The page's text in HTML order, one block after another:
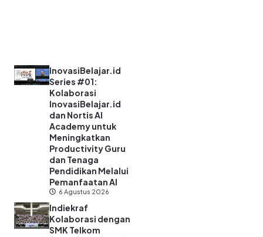
InovasiBelajar.id
Series #01:
Kolaborasi
InovasiBelajar.id
dan Nortis AI
Academy untuk
Meningkatkan
Productivity Guru
dan Tenaga
Pendidikan Melalui
Pemanfaatan AI
6 Agustus 2026
Indiekraf
Kolaborasi dengan
SMK Telkom